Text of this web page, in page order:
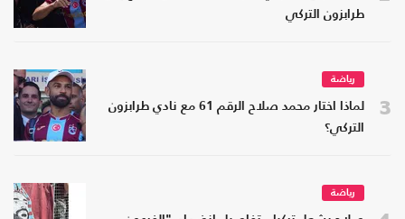
طرابزون التركي
3
رياضة
لماذا اختار محمد صلاح الرقم 61 مع نادي طرابزون
التركي؟
رياضة